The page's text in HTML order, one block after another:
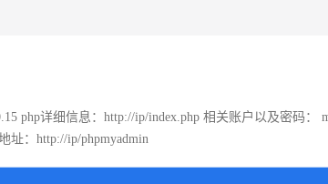
php详细信息：http://ip/index.php 相关账户以及密码：
址：http://ip/phpmyadmin